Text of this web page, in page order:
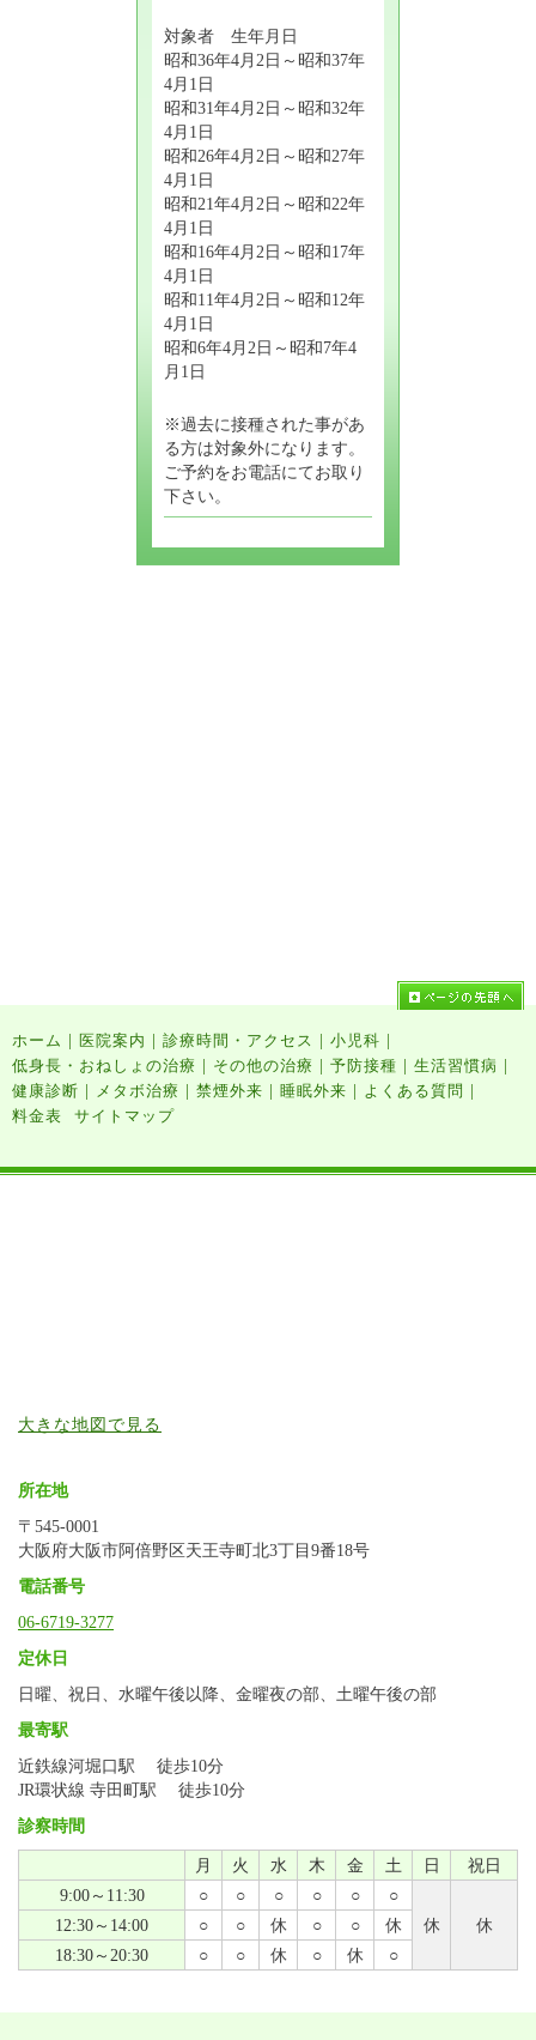
対象者 生年月日
昭和36年4月2日～昭和37年
4月1日
昭和31年4月2日～昭和32年
4月1日
昭和26年4月2日～昭和27年
4月1日
昭和21年4月2日～昭和22年
4月1日
昭和16年4月2日～昭和17年
4月1日
昭和11年4月2日～昭和12年
4月1日
昭和6年4月2日～昭和7年4
月1日
※過去に接種された事があ
る方は対象外になります。
ご予約をお電話にてお取り
下さい。
ホーム | 医院案内 | 診療時間・アクセス | 小児科 |
低身長・おねしょの治療 | その他の治療 | 予防接種 | 生活習慣病 |
健康診断 | メタボ治療 | 禁煙外来 | 睡眠外来 | よくある質問 |
料金表 サイトマップ
大きな地図で見る
所在地
〒545-0001
大阪府大阪市阿倍野区天王寺町北3丁目9番18号
電話番号
06-6719-3277
定休日
日曜、祝日、水曜午後以降、金曜夜の部、土曜午後の部
最寄駅
近鉄線河堀口駅 徒歩10分
JR環状線 寺田町駅 徒歩10分
診察時間
月 火 水 木 金 土 日
祝日
9:00～11:30
○ ○ ○ ○ ○
○
休
休
12:30～14:00 ○ ○ 休 ○ ○
休
18:30～20:30
○ ○ 休 ○ 休 ○